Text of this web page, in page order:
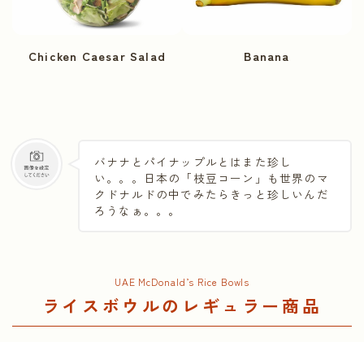
Chicken Caesar Salad Banana
バナナとパイナップルとはまた珍し
い。。。日本の「枝豆コーン」も世界のマ
クドナルドの中でみたらきっと珍しいんだ
ろうなぁ。。。
UAE McDonald’s Rice Bowls
ライスボウルのレギュラー商品